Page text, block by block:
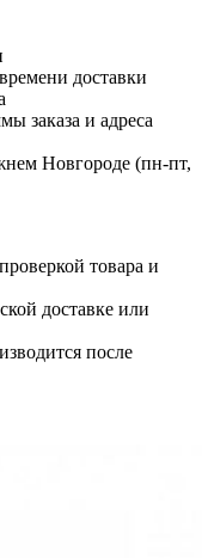
доставки
заказа и адреса
Новгороде (пн-пт,
товара и
доставке или
после